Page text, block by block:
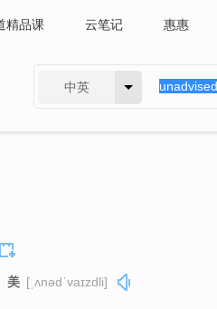
精品课 云笔记 惠惠
中英
美 [ˌʌnədˈvaɪzdli]